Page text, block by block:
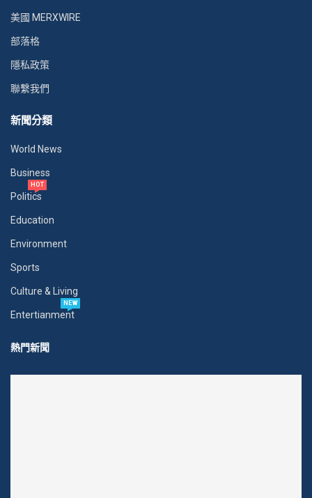
美國 MERXWIRE
部落格
隱私政策
聯繫我們
新聞分類
World News
Business
Politics
HOT
Education
Environment
Sports
Culture & Living
Entertianment
NEW
熱門新聞